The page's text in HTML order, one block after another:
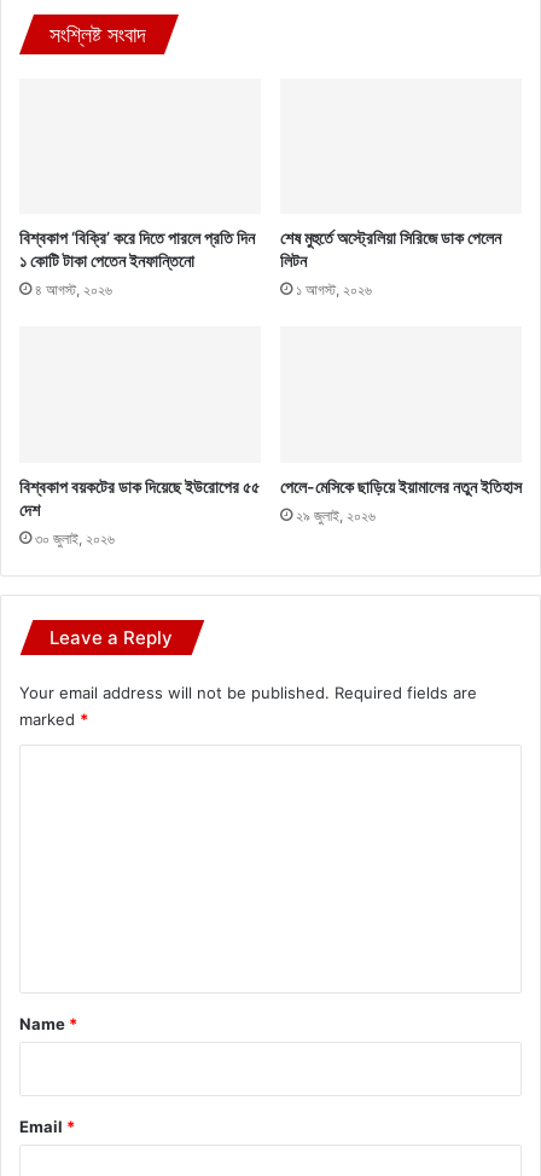
সংশ্লিষ্ট সংবাদ
বিশ্বকাপ ‘বিক্রি’ করে দিতে পারলে প্রতি দিন
১ কোটি টাকা পেতেন ইনফান্তিনো
৪ আগস্ট, ২০২৬
শেষ মুহুর্তে অস্ট্রেলিয়া সিরিজে ডাক পেলেন
লিটন
১ আগস্ট, ২০২৬
বিশ্বকাপ বয়কটের ডাক দিয়েছে ইউরোপের ৫৫
দেশ
৩০ জুলাই, ২০২৬
পেলে-মেসিকে ছাড়িয়ে ইয়ামালের নতুন ইতিহাস
২৯ জুলাই, ২০২৬
Leave a Reply
Your email address will not be published. Required fields are
marked *
*
Name *
Email *